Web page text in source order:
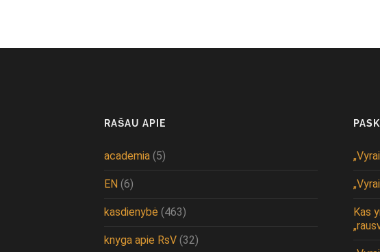
RAŠAU APIE
academia (5)
EN (6)
kasdienybė (463)
knyga apie RsV (32)
Kas